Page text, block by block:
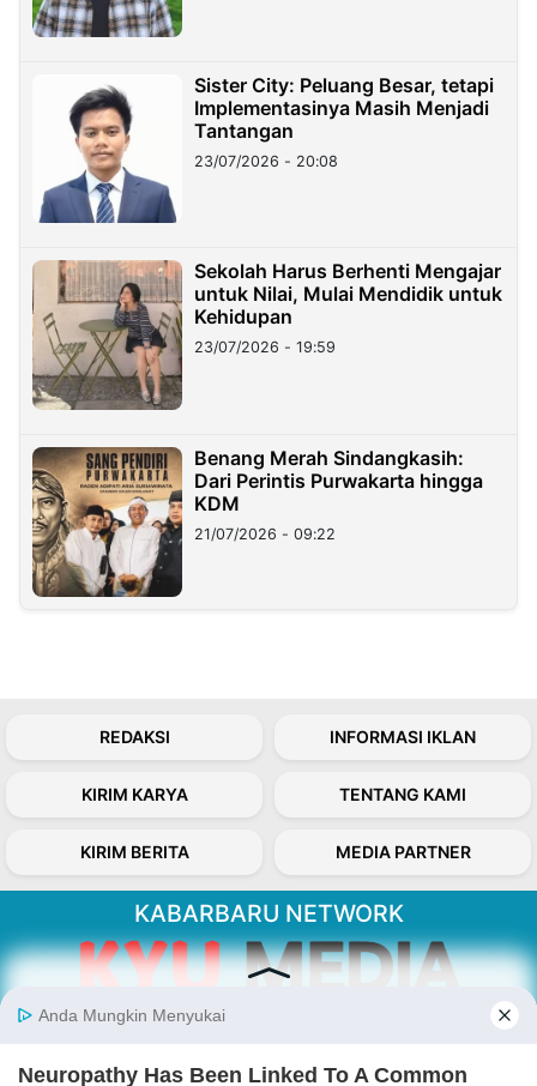
Sister City: Peluang Besar, tetapi
Implementasinya Masih Menjadi
Tantangan
23/07/2026 - 20:08
Sekolah Harus Berhenti Mengajar
untuk Nilai, Mulai Mendidik untuk
Kehidupan
23/07/2026 - 19:59
Benang Merah Sindangkasih:
Dari Perintis Purwakarta hingga
KDM
21/07/2026 - 09:22
REDAKSI INFORMASI IKLAN
KIRIM KARYA TENTANG KAMI
KIRIM BERITA MEDIA PARTNER
KABARBARU NETWORK